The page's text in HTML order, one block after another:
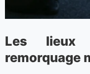
Les lieux
remorquage